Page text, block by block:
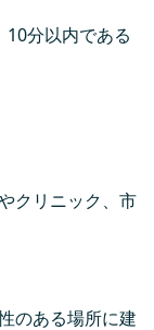
分以内である
クリニック、市
のある場所に建